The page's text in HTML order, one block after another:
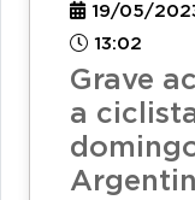
19/05/
13:02
Grave
a